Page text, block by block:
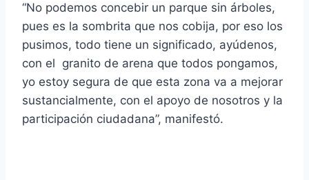
“No podemos concebir un parque sin árboles,
pues es la sombrita que nos cobija, por eso los
pusimos, todo tiene un significado, ayúdenos,
con el granito de arena que todos pongamos,
yo estoy segura de que esta zona va a mejorar
sustancialmente, con el apoyo de nosotros y la
participación ciudadana”, manifestó.